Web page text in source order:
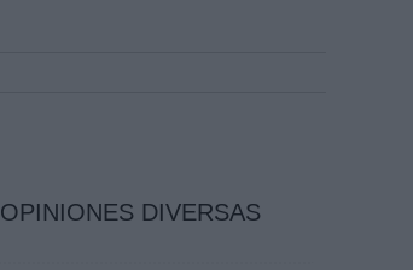
OPINIONES DIVERSAS